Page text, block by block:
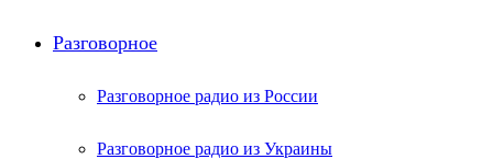
Разговорное
Разговорное радио из России
Разговорное радио из Украины